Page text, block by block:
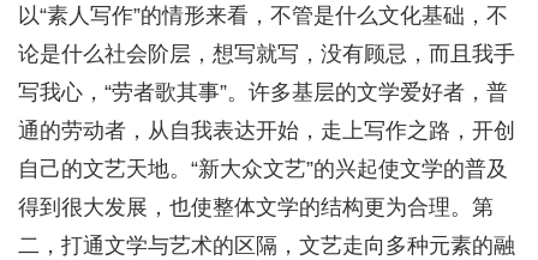
以“素人写作”的情形来看，不管是什么文化基础，不
论是什么社会阶层，想写就写，没有顾忌，而且我手
写我心，“劳者歌其事”。许多基层的文学爱好者，普
通的劳动者，从自我表达开始，走上写作之路，开创
自己的文艺天地。“新大众文艺”的兴起使文学的普及
得到很大发展，也使整体文学的结构更为合理。第
二，打通文学与艺术的区隔，文艺走向多种元素的融